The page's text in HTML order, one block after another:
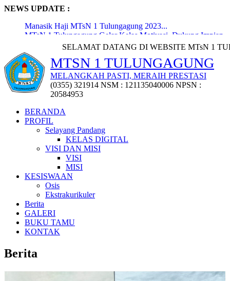
NEWS UPDATE :
Manasik Haji MTsN 1 Tulungagung 2023...
MTsN 1 Tulungagung Gelar Kelas Motivasi, Dukung Impian
Pembukaan Lomba Lukis Digital oleh Kepala Kantor
Kementerian...
Penyerahan 72 Penghargaan Kejuaraan Tingkat Kabupaten,
Provi...
Penyerahan Puluhan Trofi Kejuaraan Class Meeting
Osatusaka...
Workshop Penyusunan Media Ajar Berbasis Digital...
MTsN 1 Tulungagung Raih Penghargaan MURI dari
Gerakan Lieras...
Pisah Sambut Kepala Madrasah dan KTU MTsN 1
Tulungagung...
Pemberangkatan Jemaah Haji Pegawai Madrasah Terpadu...
Upacara Bersama Peringatan Hari Lahir Pancasila:
Meningkatka...
SELAMAT DATANG DI WEBSITE MTsN 1 TULUNGAGUNG
MTSN 1 TULUNGAGUNG
MELANGKAH PASTI, MERAIH PRESTASI
(0355) 321914 NSM : 121135040006 NPSN :
20584953
BERANDA
PROFIL
Selayang Pandang
KELAS DIGITAL
VISI DAN MISI
VISI
MISI
KESISWAAN
Osis
Ekstrakurikuler
Berita
GALERI
BUKU TAMU
KONTAK
Berita